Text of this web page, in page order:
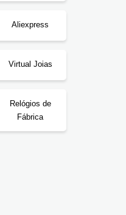
Aliexpress
Virtual Joias
Relógios de
Fábrica